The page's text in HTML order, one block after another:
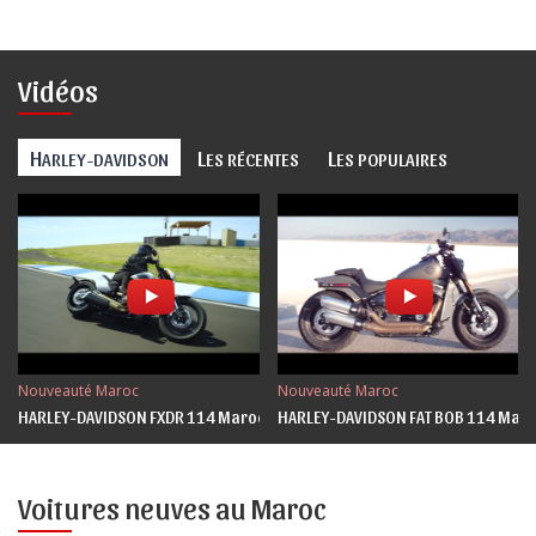
Vidéos
HARLEY-DAVIDSON L ES RÉCENTES L ES POPULAIRES
Nouveauté Maroc
HARLEY-DAVIDSON FXDR 114 Maroc
Nouveauté Maroc
HARLEY-DAVIDSON FAT BOB 114
Voitures neuves au Maroc